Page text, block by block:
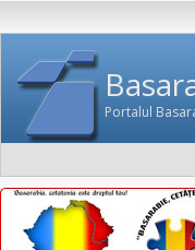
Portalul